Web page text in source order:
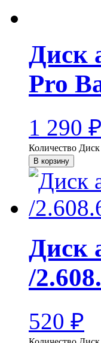
Диск
Pro
1 290 ₽
Количество
В корзину
Диск
/
520 ₽